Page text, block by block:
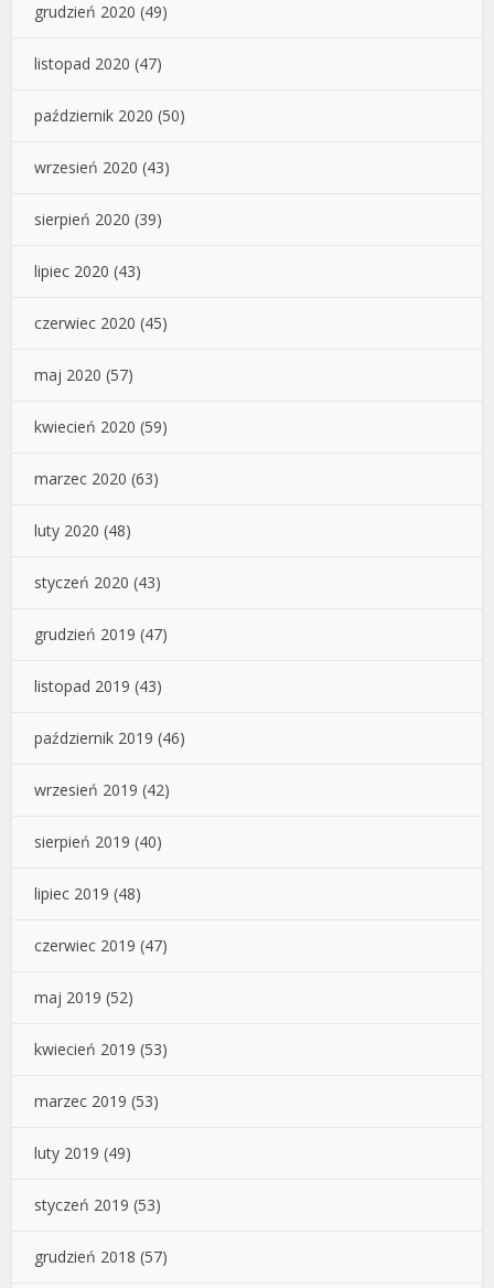
grudzień 2020 (49)
listopad 2020 (47)
październik 2020 (50)
wrzesień 2020 (43)
sierpień 2020 (39)
lipiec 2020 (43)
czerwiec 2020 (45)
maj 2020 (57)
kwiecień 2020 (59)
marzec 2020 (63)
luty 2020 (48)
styczeń 2020 (43)
grudzień 2019 (47)
listopad 2019 (43)
październik 2019 (46)
wrzesień 2019 (42)
sierpień 2019 (40)
lipiec 2019 (48)
czerwiec 2019 (47)
maj 2019 (52)
kwiecień 2019 (53)
marzec 2019 (53)
luty 2019 (49)
styczeń 2019 (53)
grudzień 2018 (57)